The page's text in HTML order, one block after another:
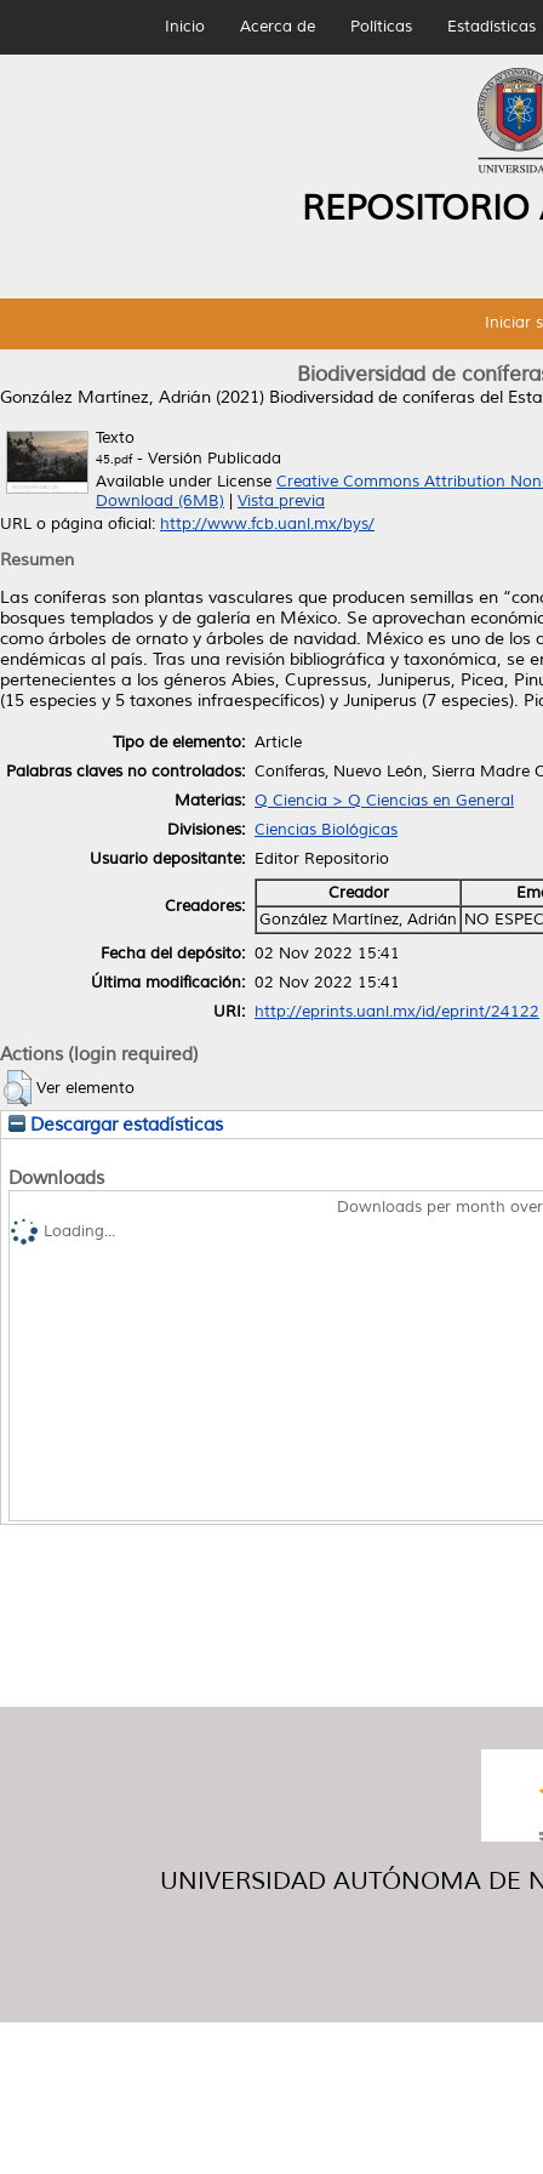
Inicio Acerca de Políticas Estadísticas
Iniciar
Biodiversidad de
González Martínez, Adrián (2021) Biodiversidad de coníferas del
Texto
45.pdf- Versión Publicada
Available under License Creative Commons Attribution
Download (6MB)
Vista previa
URL o página oficial: http://www.fcb.uanl.mx/bys/
Resumen
Las coníferas son plantas vasculares que producen semillas en
bosques templados y de galería en México. Se aprovechan
como árboles de ornato y árboles de navidad. México es uno de
endémicas al país. Tras una revisión bibliográfica y taxonómica, se
pertenecientes a los géneros Abies, Cupressus, Juniperus, Picea,
(15 especies y 5 taxones infraespecíficos) y Juniperus (7 especies).
Tipo de elemento: Article
Palabras claves no controlados: Coníferas, Nuevo León, Sierra Madre
Materias: Q Ciencia > Q Ciencias en General
Divisiones: Ciencias Biológicas
Usuario depositante: Editor Repositorio
Creadores:
Creador
González Martínez, Adrián NO
Fecha del depósito: 02 Nov 2022 15:41
Última modificación: 02 Nov 2022 15:41
URI: http://eprints.uanl.mx/id/eprint/24122
Actions (login required)
Ver elemento
Descargar estadísticas
Downloads
Downloads per month
Loading...
UNIVERSIDAD AUTÓNOMA DE